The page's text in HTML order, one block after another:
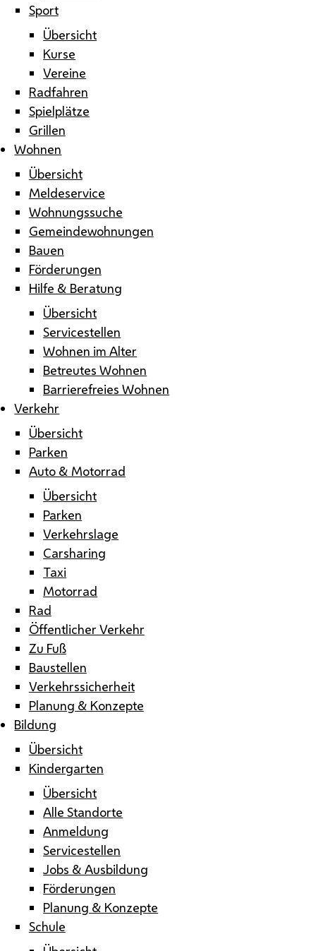
Sport
Übersicht
Kurse
Vereine
Radfahren
Spielplätze
Grillen
Wohnen
Übersicht
Meldeservice
Wohnungssuche
Gemeindewohnungen
Bauen
Förderungen
Hilfe & Beratung
Übersicht
Servicestellen
Wohnen im Alter
Betreutes Wohnen
Barrierefreies Wohnen
Verkehr
Übersicht
Parken
Auto & Motorrad
Übersicht
Parken
Verkehrslage
Carsharing
Taxi
Motorrad
Rad
Öffentlicher Verkehr
Zu Fuß
Baustellen
Verkehrssicherheit
Planung & Konzepte
Bildung
Übersicht
Kindergarten
Übersicht
Alle Standorte
Anmeldung
Servicestellen
Jobs & Ausbildung
Förderungen
Planung & Konzepte
Schule